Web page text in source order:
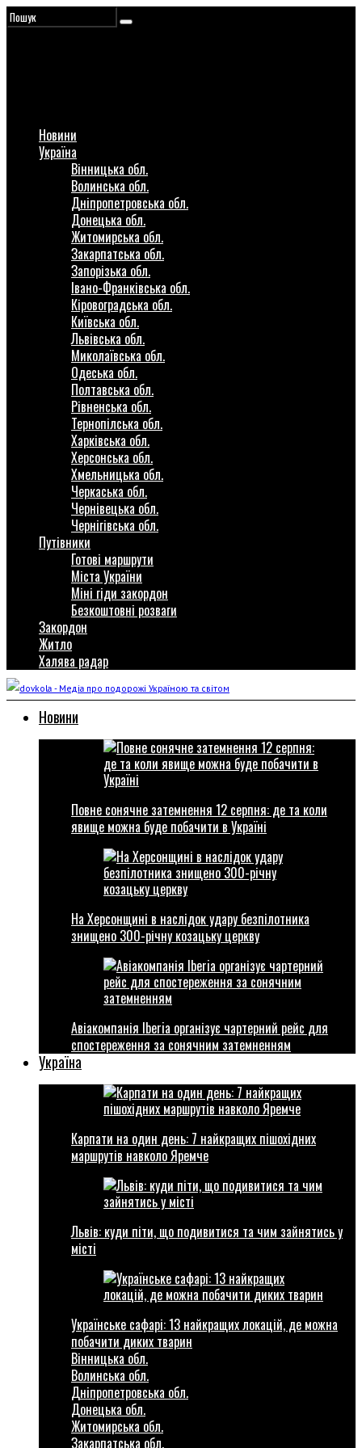
Новини
Україна
Вінницька обл.
Волинська обл.
Дніпропетровська обл.
Донецька обл.
Житомирська обл.
Закарпатська обл.
Запорізька обл.
Івано-Франківська обл.
Кіровоградська обл.
Київська обл.
Львівська обл.
Миколаївська обл.
Одеська обл.
Полтавська обл.
Рівненська обл.
Тернопілська обл.
Харківська обл.
Херсонська обл.
Хмельницька обл.
Черкаська обл.
Чернівецька обл.
Чернігівська обл.
Путівники
Готові маршрути
Міста України
Міні гіди закордон
Безкоштовні розваги
Закордон
Житло
Халява радар
Новини
Повне сонячне затемнення 12 серпня: де та коли
явище можна буде побачити в Україні
На Херсонщині в наслідок удару безпілотника
знищено 300-річну козацьку церкву
Авіакомпанія Iberia організує чартерний рейс для
спостереження за сонячним затемненням
Україна
Карпати на один день: 7 найкращих пішохідних
маршрутів навколо Яремче
Львів: куди піти, що подивитися та чим зайнятись у
місті
Українське сафарі: 13 найкращих локацій, де можна
побачити диких тварин
Вінницька обл.
Волинська обл.
Дніпропетровська обл.
Донецька обл.
Житомирська обл.
Закарпатська обл.